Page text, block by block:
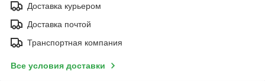
Доставка курьером
Доставка почтой
Транспортная компания
Все условия доставки